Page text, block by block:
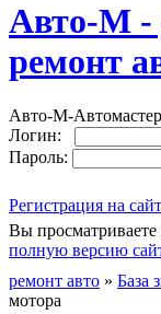
Авто-М -
ремонт
Авто-М-
Логин:
Пароль:
Регистрация на
Вы
полную версию
ремонт авто » База
мотора